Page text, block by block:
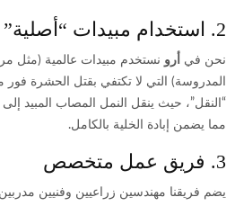
2. استخدام مبيدات “أصلية” وطويلة الأمد
نحن في أرو نستخدم مبيدات عالمية (مثل
المدروسة) التي لا تكتفي بقتل الحشرة فور
“النقل”، حيث ينقل النمل المصاب المبيد
مما يضمن إبادة الخلية بالكامل.
3. فريق عمل متخصص
يضم فريقنا مهندسين زراعيين وفنيين